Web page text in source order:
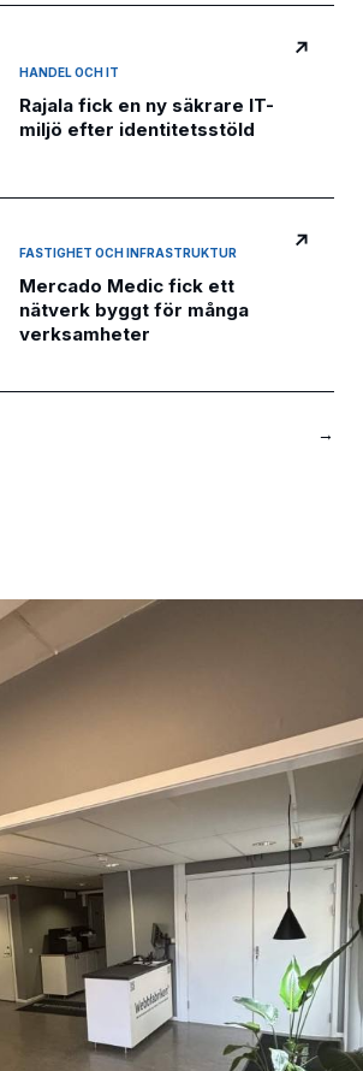
HANDEL OCH IT
Rajala fick en ny säkrare IT-
miljö efter identitetsstöld
↗
FASTIGHET OCH INFRASTRUKTUR
Mercado Medic fick ett
nätverk byggt för många
verksamheter
↗
→